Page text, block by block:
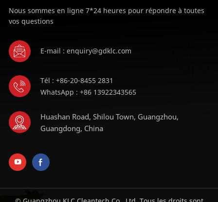
Nous sommes en ligne 7*24 heures pour répondre à toutes
vos questions
E-mail : enquiry@gdklc.com
Tél : +86-20-8455 2831
WhatsApp : +86 13922343565
Huashan Road, Shilou Town, Guangzhou,
Guangdong, China